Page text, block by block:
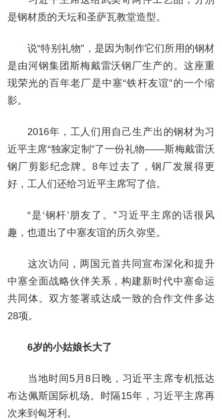
是钢材质的天坛和圣萨瓦教堂造型。
说“特别礼物”，是因为制作它们所用的钢材
是由河钢集团斯梅戴雷沃钢厂生产的。这座重
现荣光的百年老厂是中塞“铁杆友谊”的一个缩
影。
2016年，工人们用自己生产出的钢材为习
近平主席“独家定制”了一份礼物——斯梅戴雷沃
钢厂剪影纪念牌。8年过去了，钢厂发展得更
好，工人们还给习近平主席写了信。
“是‘钢杆’朋友了。”习近平主席的话很风
趣，也道出了中塞友谊的历久弥坚。
这次访问，两国元首共同宣布深化和提升
中塞全面战略伙伴关系，构建新时代中塞命运
共同体。双方签署或达成一致的合作文件多达
28项。
6岁的小姑娘长大了
当地时间5月8日晚，习近平主席专机抵达
布达佩斯国际机场。时隔15年，习近平主席再
次来到匈牙利。